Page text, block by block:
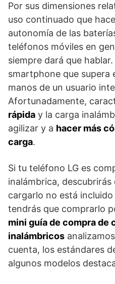
Por sus dimensiones
uso continuado que
autonomía de las
teléfonos móviles en
siempre dará que
smartphone que supera
manos de un usuario
Afortunadamente,
rápida y la carga
agilizar y a hacer más
carga.
Si tu teléfono LG es
inalámbrica,
cargarlo no está
tendrás que comprarlo
mini guía de compra de
inalámbricos
cuenta, los estándares
algunos modelos